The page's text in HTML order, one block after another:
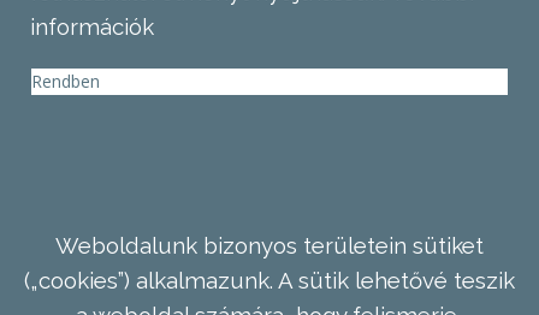
információk
Rendben
Weboldalunk bizonyos területein sütiket
(„cookies”) alkalmazunk. A sütik lehetővé teszik